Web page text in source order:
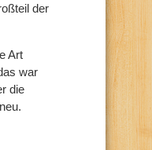
der
Art
war
die